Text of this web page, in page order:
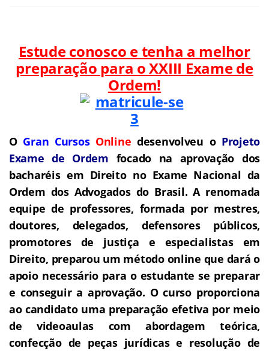
Estude conosco e tenha a melhor
preparação para oXXIII Exame de
Ordem!
O Gran Cursos Online desenvolveu o Projeto
Exame de Ordem focado na aprovação dos
bacharéis em Direito no Exame Nacional da
Ordem dos Advogados do Brasil. A renomada
equipe de professores, formada por mestres,
doutores, delegados, defensores públicos,
promotores de justiça e especialistas em
Direito, preparou um método online que dará o
apoio necessário para o estudante se preparar
e conseguir a aprovação. O curso proporciona
ao candidato uma preparação efetiva por meio
de videoaulas com abordagem teórica,
confecção de peças jurídicas e resolução de